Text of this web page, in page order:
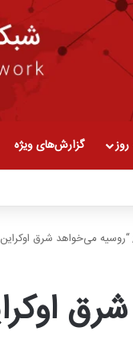
گزارش‌های ویژه
“روسیه می‌خواهد شرق